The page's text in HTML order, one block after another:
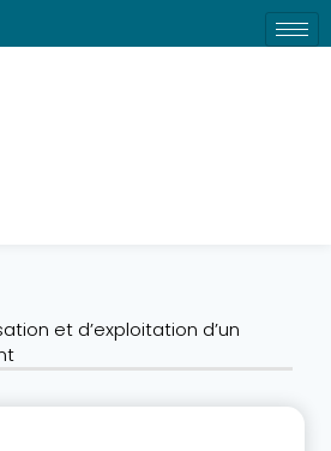
et d’exploitation d’un